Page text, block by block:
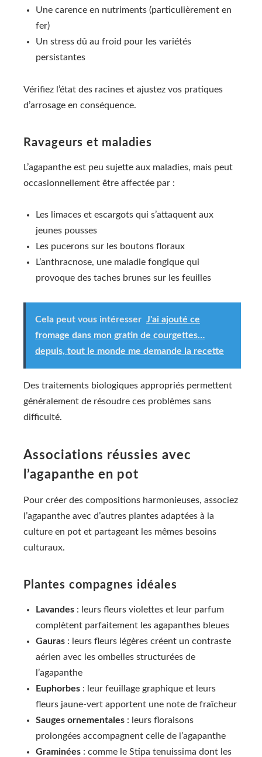
Une carence en nutriments (particulièrement en
fer)
Un stress dû au froid pour les variétés
persistantes
Vérifiez l’état des racines et ajustez vos pratiques
d’arrosage en conséquence.
Ravageurs et maladies
L’agapanthe est peu sujette aux maladies, mais peut
occasionnellement être affectée par :
Les limaces et escargots qui s’attaquent aux
jeunes pousses
Les pucerons sur les boutons floraux
L’anthracnose, une maladie fongique qui
provoque des taches brunes sur les feuilles
Cela peut vous intéresser J'ai ajouté ce
fromage dans mon gratin de courgettes…
depuis, tout le monde me demande la recette
Des traitements biologiques appropriés permettent
généralement de résoudre ces problèmes sans
difficulté.
Associations réussies avec
l’agapanthe en pot
Pour créer des compositions harmonieuses, associez
l’agapanthe avec d’autres plantes adaptées à la
culture en pot et partageant les mêmes besoins
culturaux.
Plantes compagnes idéales
Lavandes : leurs fleurs violettes et leur parfum
complètent parfaitement les agapanthes bleues
Gauras : leurs fleurs légères créent un contraste
aérien avec les ombelles structurées de
l’agapanthe
Euphorbes : leur feuillage graphique et leurs
fleurs jaune-vert apportent une note de fraîcheur
Sauges ornementales : leurs floraisons
prolongées accompagnent celle de l’agapanthe
Graminées : comme le Stipa tenuissima dont les